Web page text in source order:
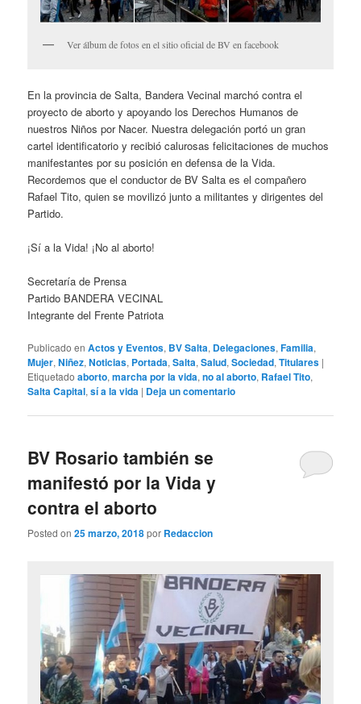
Ver álbum de fotos en el sitio oficial de BV en facebook
En la provincia de Salta, Bandera Vecinal marchó contra el
proyecto de aborto y apoyando los Derechos Humanos de
nuestros Niños por Nacer. Nuestra delegación portó un gran
cartel identificatorio y recibió calurosas felicitaciones de muchos
manifestantes por su posición en defensa de la Vida.
Recordemos que el conductor de BV Salta es el compañero
Rafael Tito, quien se movilizó junto a militantes y dirigentes del
Partido.
¡Sí a la Vida! ¡No al aborto!
Secretaría de Prensa
Partido BANDERA VECINAL
Integrante del Frente Patriota
Publicado en Actos y Eventos, BV Salta, Delegaciones,Familia,
Mujer,Niñez,Noticias, Portada,Salta,Salud,Sociedad,Titulares |
Etiquetado aborto,marcha por la vida,no al aborto, Rafael Tito,
Salta Capital,sí a la vida | Deja un comentario
BV Rosario también se
manifestó por la Vida y
contra el aborto
Posted on25 marzo, 2018por Redaccion